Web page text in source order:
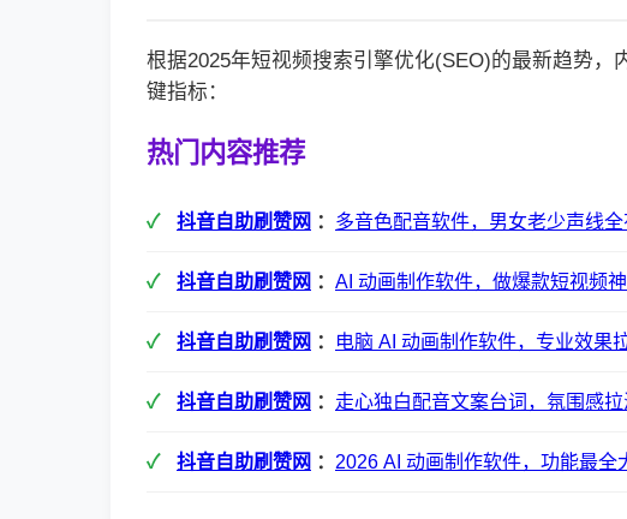
根据2025年短视频搜索引擎优化(SEO)的最新趋势
键指标：
热门内容推荐
抖音自助刷赞网 ： 多音色配音软件，男女老少声线全
抖音自助刷赞网 ： AI 动画制作软件，做爆款短视频
抖音自助刷赞网 ： 电脑 AI 动画制作软件，专业效果
抖音自助刷赞网 ： 走心独白配音文案台词，氛围感拉
抖音自助刷赞网 ： 2026 AI 动画制作软件，功能最全